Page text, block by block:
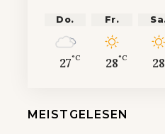
Do.
27°C
Fr.
28°C 28
MEISTGELESEN